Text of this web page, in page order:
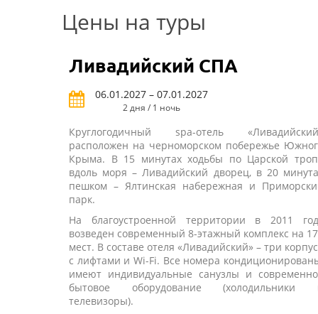
Цены на туры
Ливадийский СПА
06.01.2027 – 07.01.2027
2 дня / 1 ночь
Круглогодичный spa-отель
расположен на черноморском побережье
Крыма. В 15 минутах ходьбы по Царской
вдоль моря – Ливадийский дворец, в 20
пешком – Ялтинская набережная и
парк.
На благоустроенной территории в 2011
возведен современный 8-этажный комплекс на
мест. В составе отеля «Ливадийский» – три
с лифтами и Wi-Fi. Все номера
имеют индивидуальные санузлы и
бытовое оборудование (холодильники
телевизоры).